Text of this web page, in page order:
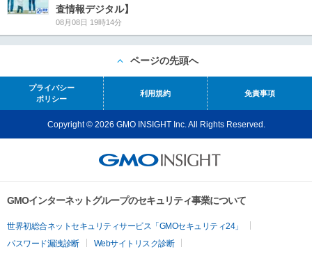
査情報デジタル】
08月08日 19時14分
ページの先頭へ
プライバシー
ポリシー
利用規約 免責事項
Copyright © 2026 GMO INSIGHT Inc. All Rights Reserved.
GMOインターネットグループのセキュリティ事業について
世界初総合ネットセキュリティサービス「GMOセキュリティ24」
パスワード漏洩診断
Webサイトリスク診断